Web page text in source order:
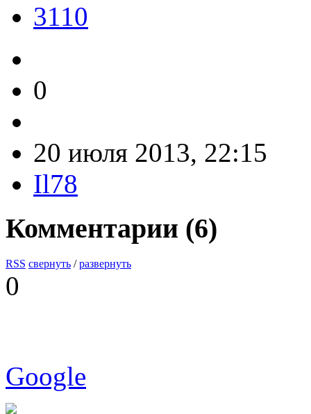
3110
0
20 июля 2013, 22:15
Il78
Комментарии (6)
RSS свернуть /развернуть
0
Google